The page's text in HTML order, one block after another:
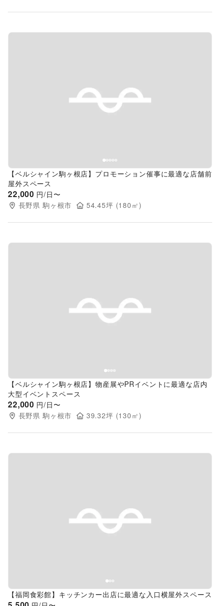
Previous slide
【ベルシャイン駒ヶ根店】プロモーション催事に最適な店舗前
屋外スペース
22,000 円/日〜
長野県 駒ヶ根市 54.45坪 (180 ㎡)
Previous slide
【ベルシャイン駒ヶ根店】物産展やPRイベントに最適な店内
大型イベントスペース
22,000 円/日〜
長野県 駒ヶ根市 39.32坪 (130 ㎡)
Previous slide
【福岡食彩館】キッチンカー出店に最適な入口横屋外スペース